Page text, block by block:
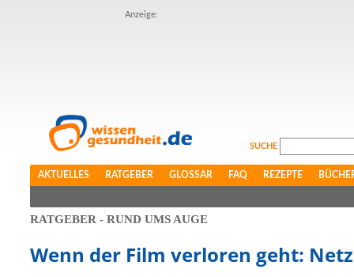
Anzeige:
SUCHE
AKTUELLES RATGEBER GLOSSAR FAQ REZEPTE
RATGEBER - RUND UMS AUGE
Wenn der Film verloren geht: